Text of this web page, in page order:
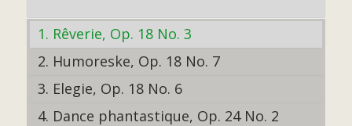
1. Rêverie, Op. 18 No. 3
2. Humoreske, Op. 18 No. 7
3. Elegie, Op. 18 No. 6
4. Dance phantastique, Op. 24 No. 2